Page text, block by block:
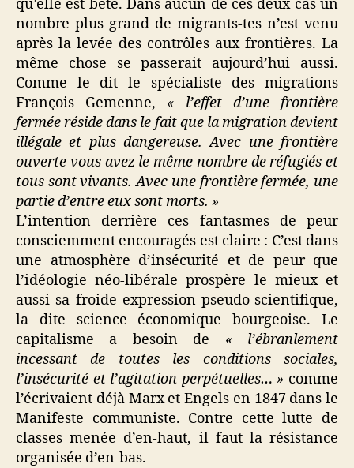
qu’elle est bête. Dans aucun de ces deux cas un
nombre plus grand de migrants-tes n’est venu
après la levée des contrôles aux frontières. La
même chose se passerait aujourd’hui aussi.
Comme le dit le spécialiste des migrations
François Gemenne, « l’effet d’une frontière
fermée réside dans le fait que la migration devient
illégale et plus dangereuse. Avec une frontière
ouverte vous avez le même nombre de réfugiés et
tous sont vivants. Avec une frontière fermée, une
partie d’entre eux sont morts. »
L’intention derrière ces fantasmes de peur
consciemment encouragés est claire : C’est dans
une atmosphère d’insécurité et de peur que
l’idéologie néo-libérale prospère le mieux et
aussi sa froide expression pseudo-scientifique,
la dite science économique bourgeoise. Le
capitalisme a besoin de « l’ébranlement
incessant de toutes les conditions sociales,
l’insécurité et l’agitation perpétuelles… » comme
l’écrivaient déjà Marx et Engels en 1847 dans le
Manifeste communiste. Contre cette lutte de
classes menée d’en-haut, il faut la résistance
organisée d’en-bas.